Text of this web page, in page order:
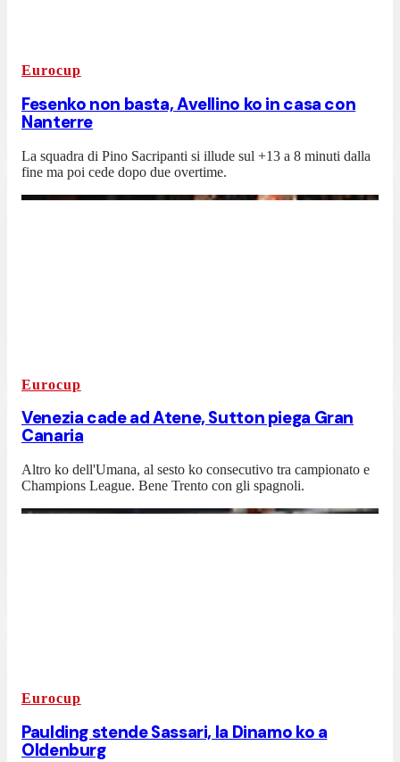
Eurocup
Fesenko non basta, Avellino ko in casa con
Nanterre
La squadra di Pino Sacripanti si illude sul +13 a 8 minuti dalla
fine ma poi cede dopo due overtime.
Eurocup
Venezia cade ad Atene, Sutton piega Gran
Canaria
Altro ko dell'Umana, al sesto ko consecutivo tra campionato e
Champions League. Bene Trento con gli spagnoli.
Eurocup
Paulding stende Sassari, la Dinamo ko a
Oldenburg